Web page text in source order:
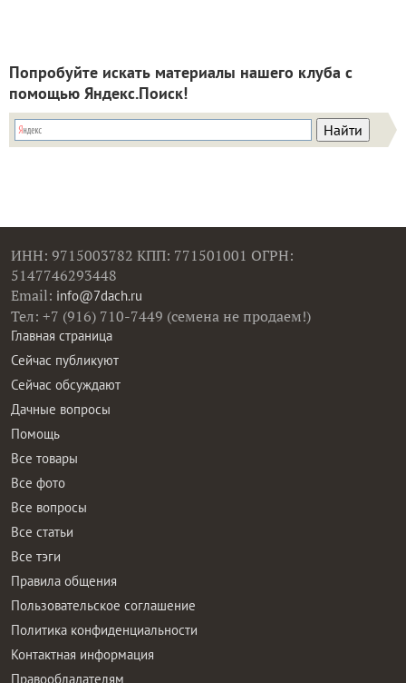
Попробуйте искать материалы нашего клуба с
помощью Яндекс.Поиск!
ИНН: 9715003782 КПП: 771501001 ОГРН:
5147746293448
Email: info@7dach.ru
Тел: +7 (916) 710-7449 (семена не продаем!)
Главная страница
Сейчас публикуют
Сейчас обсуждают
Дачные вопросы
Помощь
Все товары
Все фото
Все вопросы
Все статьи
Все тэги
Правила общения
Пользовательское соглашение
Политика конфиденциальности
Контактная информация
Правообладателям